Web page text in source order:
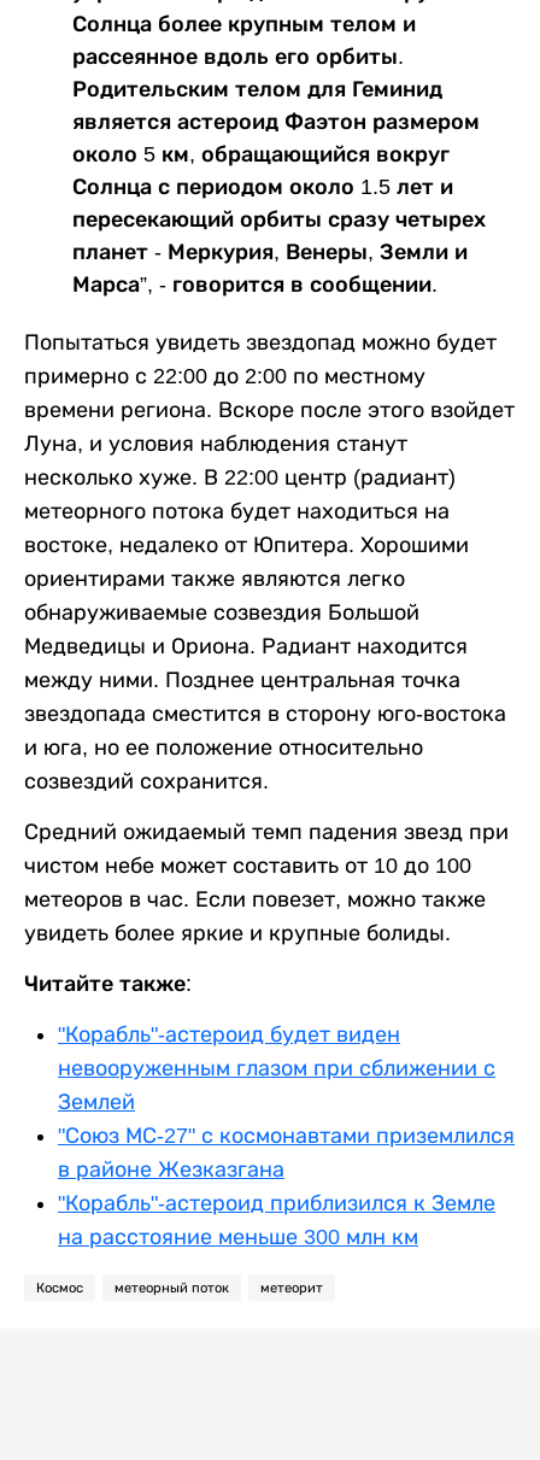
Солнца более крупным телом и
рассеянное вдоль его орбиты.
Родительским телом для Геминид
является астероид Фаэтон размером
около 5 км, обращающийся вокруг
Солнца с периодом около 1.5 лет и
пересекающий орбиты сразу четырех
планет - Меркурия, Венеры, Земли и
Марса”, - говорится в сообщении.
Попытаться увидеть звездопад можно будет
примерно с 22:00 до 2:00 по местному
времени региона. Вскоре после этого взойдет
Луна, и условия наблюдения станут
несколько хуже. В 22:00 центр (радиант)
метеорного потока будет находиться на
востоке, недалеко от Юпитера. Хорошими
ориентирами также являются легко
обнаруживаемые созвездия Большой
Медведицы и Ориона. Радиант находится
между ними. Позднее центральная точка
звездопада сместится в сторону юго-востока
и юга, но ее положение относительно
созвездий сохранится.
Средний ожидаемый темп падения звезд при
чистом небе может составить от 10 до 100
метеоров в час. Если повезет, можно также
увидеть более яркие и крупные болиды.
Читайте также:
"Корабль"-астероид будет виден
невооруженным глазом при сближении с
Землей
"Союз МС-27" с космонавтами приземлился
в районе Жезказгана
"Корабль"-астероид приблизился к Земле
на расстояние меньше 300 млн км
Космос метеорный поток метеорит